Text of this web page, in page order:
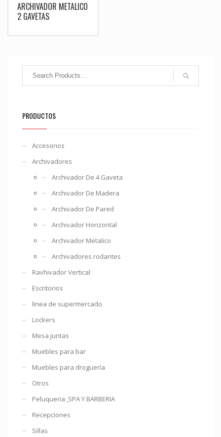
ARCHIVADOR METALICO
2 GAVETAS
PRODUCTOS
Accesorios
Archivadores
Archivador De 4 Gaveta
Archivador De Madera
Archivador De Pared
Archivador Horizontal
Archivador Metalico
Archivadores rodantes
Ravhivador Vertical
Escritorios
linea de supermercado
Lockers
Mesa juntas
Muebles para bar
Muebles para droguería
Otros
Peluqueria ,SPA Y BARBERIA
Recepciones
Sillas